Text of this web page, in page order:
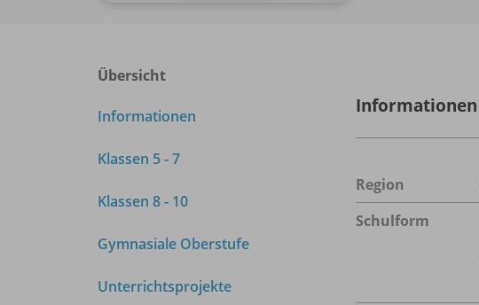
Übersicht
Informationen
Klassen 5 - 7
Klassen 8 - 10
Gymnasiale Oberstufe
Unterrichtsprojekte
Informationen
Region
Schulform